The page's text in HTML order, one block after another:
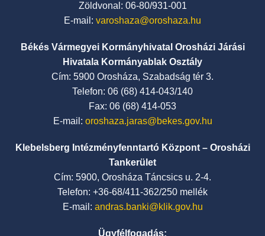
Zöldvonal: 06-80/931-001
E-mail: varoshaza@oroshaza.hu
Békés Vármegyei Kormányhivatal Orosházi Járási
Hivatala Kormányablak Osztály
Cím: 5900 Orosháza, Szabadság tér 3.
Telefon: 06 (68) 414-043/140
Fax: 06 (68) 414-053
E-mail: oroshaza.jaras@bekes.gov.hu
Klebelsberg Intézményfenntartó Központ – Orosházi
Tankerület
Cím: 5900, Orosháza Táncsics u. 2-4.
Telefon: +36-68/411-362/250 mellék
E-mail: andras.banki@klik.gov.hu
Ügyfélfogadás: